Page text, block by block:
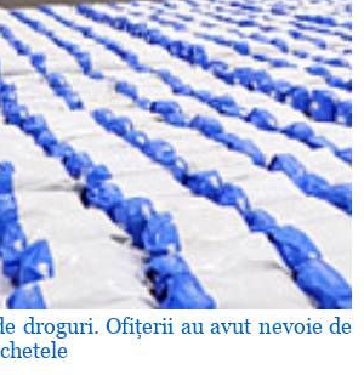
droguri. Ofiţerii au avut nevoie de